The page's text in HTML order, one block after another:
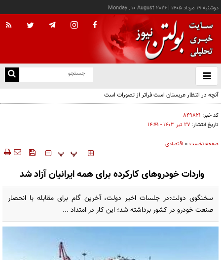
دوشنبه ۱۹ مرداد ۱۴۰۵ |
Monday , 10 August 2026
باز
و
آنچه در انتظار عربستان است فراتر از تصورات است
کد خبر: ۸۴۹۸۲۱
تاریخ انتشار: ۲۷ تير ۱۴۰۳ - ۱۴:۴۱
صفحه نخست » اقتصادی
‍‍‍ پ پ
واردات خودروهای کارکرده برای همه ایرانیان آزاد شد
سخنگوی دولت:در جلسات اخیر دولت، آخرین گام برای مقابله با انحصار
صنعت خودرو در کشور برداشته شد؛ این کار در امتداد ...